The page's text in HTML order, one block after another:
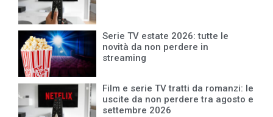
Serie TV estate 2026: tutte le
novità da non perdere in
streaming
Film e serie TV tratti da romanzi: le
uscite da non perdere tra agosto e
settembre 2026